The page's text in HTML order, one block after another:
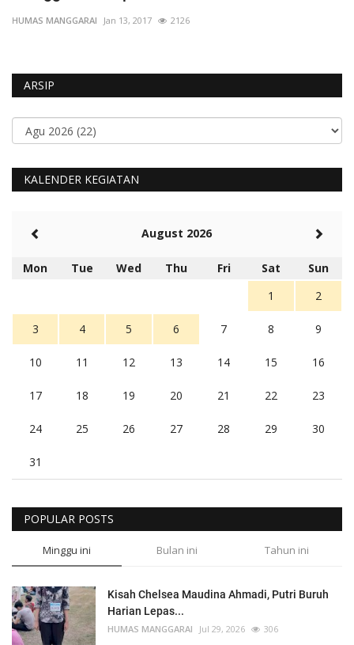
HUMAS MANGGARAI Jan 13, 2017 2126
ARSIP
KALENDER KEGIATAN
August 2026
Mon Tue Wed Thu Fri Sat
Sun
1
2
3 4 5 6 7 8 9
10 11 12 13 14 15 16
17 18 19 20 21 22 23
24 25 26 27 28 29 30
31
POPULAR POSTS
Minggu ini Bulan ini Tahun ini
Kisah Chelsea Maudina Ahmadi, Putri Buruh
Harian Lepas...
HUMAS MANGGARAI Jul 29, 2026 306